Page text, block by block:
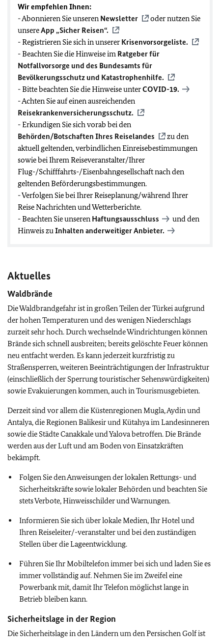
Wir empfehlen Ihnen:
- Abonnieren Sie unseren Newsletter
oder nutzen Sie
unsereApp „Sicher Reisen“.
- Registrieren Sie sich in unserer Krisenvorsorgeliste.
- Beachten Sie die Hinweise im Ratgeber für
Notfallvorsorge und des Bundesamts für
Bevölkerungsschutz und Katastrophenhilfe.
- Bitte beachten Sie die Hinweise unterCOVID-19.
- Achten Sie auf einen ausreichenden
Reisekrankenversicherungsschutz.
- Erkundigen Sie sich vorab bei den
Behörden/Botschaften Ihres Reiselandes
zu den
aktuell geltenden, verbindlichen Einreisebestimmungen
sowie bei Ihrem Reiseveranstalter/Ihrer
Flug-/Schifffahrts-/Eisenbahngesellschaft nach den
geltenden Beförderungsbestimmungen.
- Verfolgen Sie bei Ihrer Reiseplanung/während Ihrer
Reise Nachrichten und Wetterberichte.
- Beachten Sie unseren Haftungsausschluss
und den
Hinweis zuInhalten anderweitiger Anbieter.
Aktuelles
Waldbrände
Die Waldbrandgefahr ist in großen Teilen der Türkei aufgrund
der hohen Temperaturen und des wenigen Niederschlags
zurzeit sehr hoch. Durch wechselnde Windrichtungen können
Brände sich schnell ausbreiten; bereits gelöschte Feuer können
neu entfacht werden. Es kann jederzeit kurzfristig zu
Straßensperren, weiteren Beeinträchtigungen der Infrastruktur
(einschließlich der Sperrung touristischer Sehenswürdigkeiten)
sowie Evakuierungen kommen, auch in Tourismusgebieten.
Derzeit sind vor allem die Küstenregionen Mugla, Aydin und
Antalya, die Regionen Balikesir und Kütahya im Landesinneren
sowie die Städte Canakkale und Yalova betroffen. Die Brände
werden aus der Luft und am Boden von Einsatzkräften
bekämpft.
Folgen Sie den Anweisungen der lokalen Rettungs- und
Sicherheitskräfte sowie lokaler Behörden und beachten Sie
stets Verbote, Hinweisschilder und Warnungen.
Informieren Sie sich über lokale Medien, Ihr Hotel und
Ihren Reiseleiter/-veranstalter und bei den zuständigen
Stellenüber die Lageentwicklung.
Führen Sie Ihr Mobiltelefon immer bei sich und laden Sie es
immer vollständig auf. Nehmen Sie im Zweifel eine
Powerbank mit, damit Ihr Telefon möglichst lange in
Betrieb bleiben kann.
Sicherheitslage in der Region
Die Sicherheitslage in den Ländern um den Persischen Golf ist